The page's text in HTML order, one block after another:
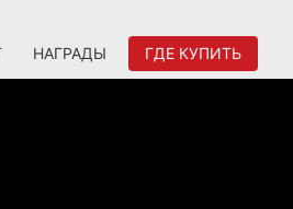
НАГРАДЫ ГДЕ КУПИТЬ